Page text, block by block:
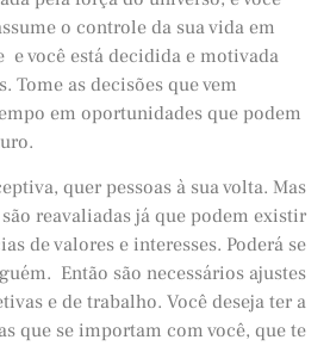
o controle da sua vida em
e você está decidida e motivada
Tome as decisões que vem
em oportunidades que podem
quer pessoas à sua volta. Mas
reavaliadas já que podem existir
de valores e interesses. Poderá se
Então são necessários ajustes
e de trabalho. Você deseja ter a
que se importam com você, que te